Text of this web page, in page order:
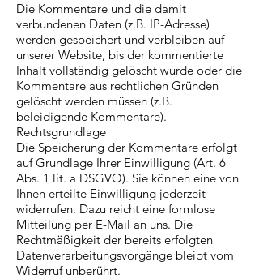
Die Kommentare und die damit
verbundenen Daten (z.B. IP-Adresse)
werden gespeichert und verbleiben auf
unserer Website, bis der kommentierte
Inhalt vollständig gelöscht wurde oder die
Kommentare aus rechtlichen Gründen
gelöscht werden müssen (z.B.
beleidigende Kommentare).
Rechtsgrundlage
Die Speicherung der Kommentare erfolgt
auf Grundlage Ihrer Einwilligung (Art. 6
Abs. 1 lit. a DSGVO). Sie können eine von
Ihnen erteilte Einwilligung jederzeit
widerrufen. Dazu reicht eine formlose
Mitteilung per E-Mail an uns. Die
Rechtmäßigkeit der bereits erfolgten
Datenverarbeitungsvorgänge bleibt vom
Widerruf unberührt.